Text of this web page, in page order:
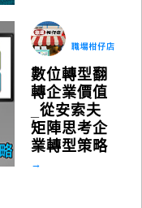
數位轉型翻
轉企業價值
_從安索夫
矩陣思考企
業轉型策略
→